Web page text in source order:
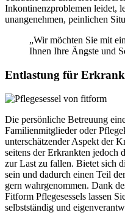
Inkontinenzproblemen leidet,
unangenehmen, peinlichen
„Wir möchten Sie mit
Ihnen Ihre Ängste und
Entlastung für
Die persönliche Betreuung
Familienmitglieder oder
unterschätzender Aspekt der
seitens der Erkrankten jedoch
zur Last zu fallen. Bietet sich
sein und dadurch einen Teil
gern wahrgenommen. Dank
Fitform Pflegesessels lassen
selbstständig und